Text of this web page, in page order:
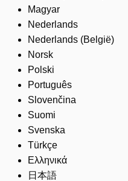
Magyar
Nederlands
Nederlands (België)
Norsk
Polski
Português
Slovenčina
Suomi
Svenska
Türkçe
Ελληνικά
日本語